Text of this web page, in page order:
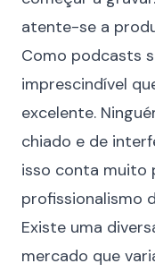
atente-se a
Como podcasts
imprescindível
excelente.
chiado e de
isso conta muito
profissionalismo
Existe uma
mercado que